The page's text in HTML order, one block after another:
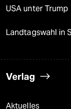
USA unter Trump
Landtagswahl in
Verlag
Aktuelles